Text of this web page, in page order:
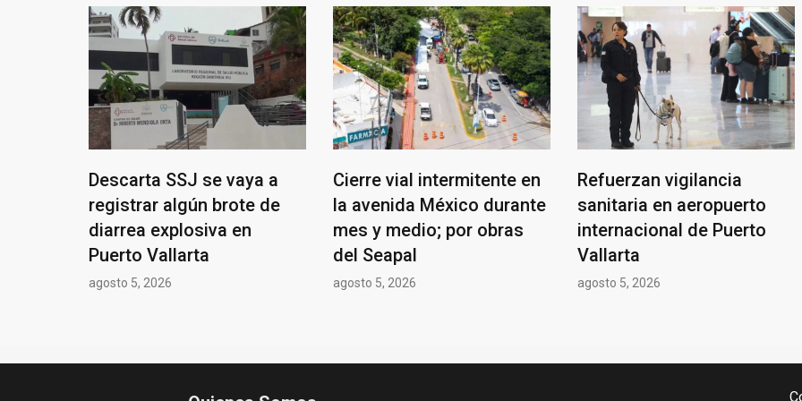
Descarta SSJ se vaya a
registrar algún brote de
diarrea explosiva en
Puerto Vallarta
agosto 5, 2026
Cierre vial intermitente en
la avenida México durante
mes y medio; por obras
del Seapal
agosto 5, 2026
Refuerzan vigilancia
sanitaria en aeropuerto
internacional de Puerto
Vallarta
agosto 5, 2026